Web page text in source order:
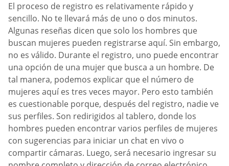
El proceso de registro es relativamente rápido y
sencillo. No te llevará más de uno o dos minutos.
Algunas reseñas dicen que solo los hombres que
buscan mujeres pueden registrarse aquí. Sin embargo,
no es válido. Durante el registro, uno puede encontrar
una opción de una mujer que busca a un hombre. De
tal manera, podemos explicar que el número de
mujeres aquí es tres veces mayor. Pero esto también
es cuestionable porque, después del registro, nadie ve
sus perfiles. Son redirigidos al tablero, donde los
hombres pueden encontrar varios perfiles de mujeres
con sugerencias para iniciar un chat en vivo o
compartir cámaras. Luego, será necesario ingresar su